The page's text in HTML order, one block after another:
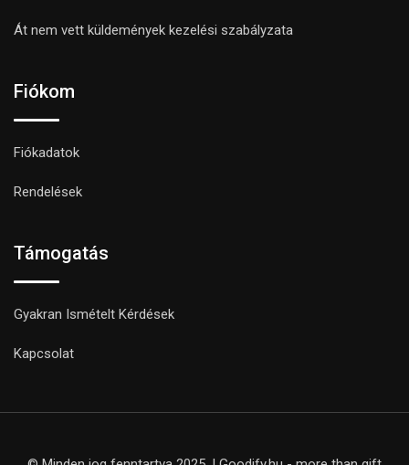
Át nem vett küldemények kezelési szabályzata
Fiókom
Fiókadatok
Rendelések
Támogatás
Gyakran Ismételt Kérdések
Kapcsolat